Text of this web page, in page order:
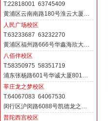
T:22818001 63745409
黄浦区云南南路180号淮云大厦…
人民广场校区
T:63233687 63232270
黄浦区福州路666号华鑫海欣大…
八佰伴校区
T:58350975 58351719
浦东张杨路601号华诚大厦801…
莘庄龙之梦校区
T:64067083 64067530
闵行区沪闵路6088号凯德龙之…
普陀西宫校区